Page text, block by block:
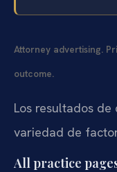
Attorney advertising.
outcome.
Los resultados
variedad de
All practice